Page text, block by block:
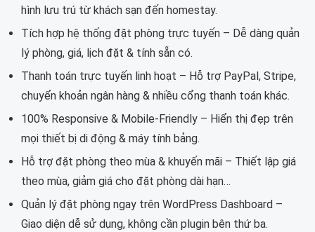
hình lưu trú từ khách sạn đến homestay.
Tích hợp hệ thống đặt phòng trực tuyến – Dễ dàng quản
lý phòng, giá, lịch đặt & tính sẵn có.
Thanh toán trực tuyến linh hoạt – Hỗ trợ PayPal, Stripe,
chuyển khoản ngân hàng & nhiều cổng thanh toán khác.
100% Responsive & Mobile-Friendly – Hiển thị đẹp trên
mọi thiết bị di động & máy tính bảng.
Hỗ trợ đặt phòng theo mùa & khuyến mãi – Thiết lập giá
theo mùa, giảm giá cho đặt phòng dài hạn…
Quản lý đặt phòng ngay trên WordPress Dashboard –
Giao diện dễ sử dụng, không cần plugin bên thứ ba.